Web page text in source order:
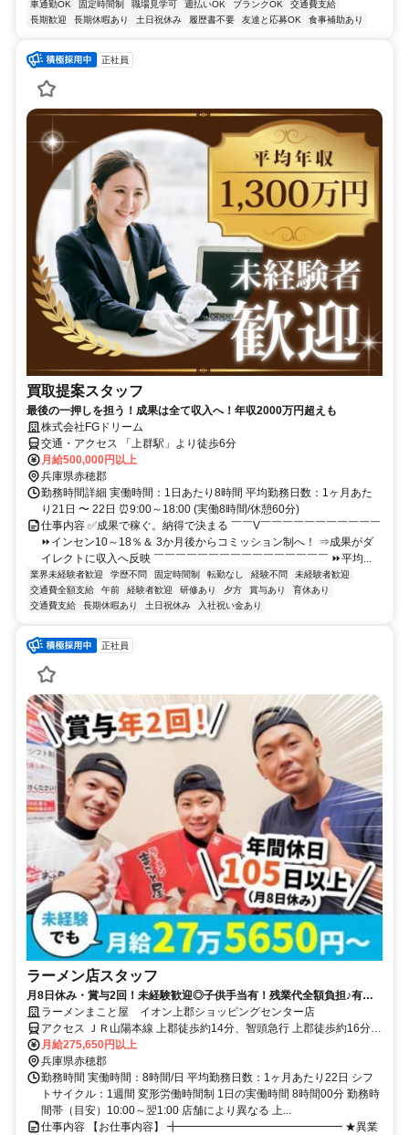
車通勤OK 固定時間制 職場見学可 週払いOK ブランクOK
交通費支給
長期歓迎
長期休暇あり 土日祝休み 履歴書不要 友達と応募OK 食事補助あり
正社員
買取提案スタッフ
最後の一押しを担う！成果は全て収入へ！年収2000万円超えも
株式会社FGドリーム
交通・アクセス 「上群駅」より徒歩6分
月給500,000円以上
兵庫県赤穂郡
勤務時間詳細 実働時間：1日あたり8時間 平均勤務日数：1ヶ月あた
り21日 〜 22日 ⏰9:00～18:00 (実働8時間/休憩60分)
仕事内容 ✅成果で稼ぐ。納得で決まる ￣￣V￣￣￣￣￣￣￣￣￣￣￣
⏩インセン10～18％＆ 3か月後からコミッション制へ！ ⇒成果がダ
イレクトに収入へ反映 ￣￣￣￣￣￣￣￣￣￣￣￣￣￣￣￣ ⏩平均...
業界未経験者歓迎 学歴不問 固定時間制 転勤なし 経験不問
未経験者歓迎
交通費全額支給
午前 経験者歓迎 研修あり 夕方 賞与あり
育休あり
交通費支給
長期休暇あり 土日祝休み 入社祝い金あり
正社員
ラーメン店スタッフ
月8日休み・賞与2回！未経験歓迎◎子供手当有！残業代全額負担♪有給
100％取得
ラーメンまこと屋 イオン上郡ショッピングセンター店
アクセス ＪＲ山陽本線 上郡徒歩約14分、智頭急行 上郡徒歩約16分、
智頭急行 苔縄徒歩約54分
月給275,650円以上
兵庫県赤穂郡
勤務時間 実働時間：8時間/日 平均勤務日数：1ヶ月あたり22日 シフ
トサイクル：1週間 変形労働時間制 1日の実働時間 8時間00分 勤務時
間帯（目安）10:00～翌1:00 店舗により異なる 上...
仕事内容 【お仕事内容】 ╋━━━━━━━━━━━━━━━ ★異業